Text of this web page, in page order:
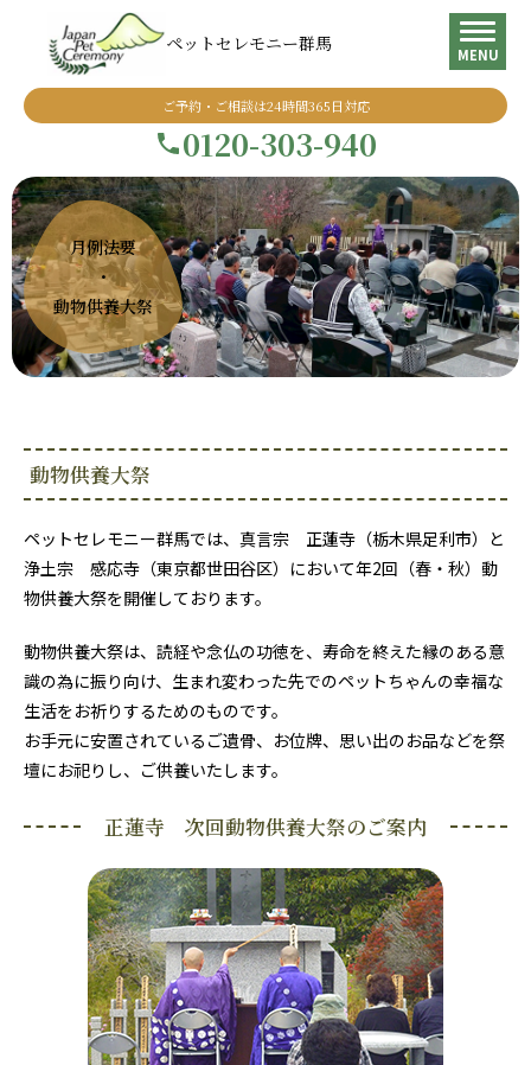
ペットセレモニー群馬
ご予約・ご相談は24時間365日対応
0120-303-940
MENU
月例法要
・
動物供養大祭
動物供養大祭
ペットセレモニー群馬では、真言宗 正蓮寺（栃木県足利市）と
浄土宗 感応寺（東京都世田谷区）において年2回（春・秋）動
物供養大祭を開催しております。
動物供養大祭は、読経や念仏の功徳を、寿命を終えた縁のある意
識の為に振り向け、生まれ変わった先でのペットちゃんの幸福な
生活をお祈りするためのものです。
お手元に安置されているご遺骨、お位牌、思い出のお品などを祭
壇にお祀りし、ご供養いたします。
正蓮寺 次回動物供養大祭のご案内